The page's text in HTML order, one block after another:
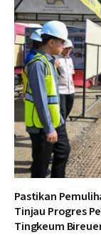
Pastikan
Tinjau Progres
Tingkeum